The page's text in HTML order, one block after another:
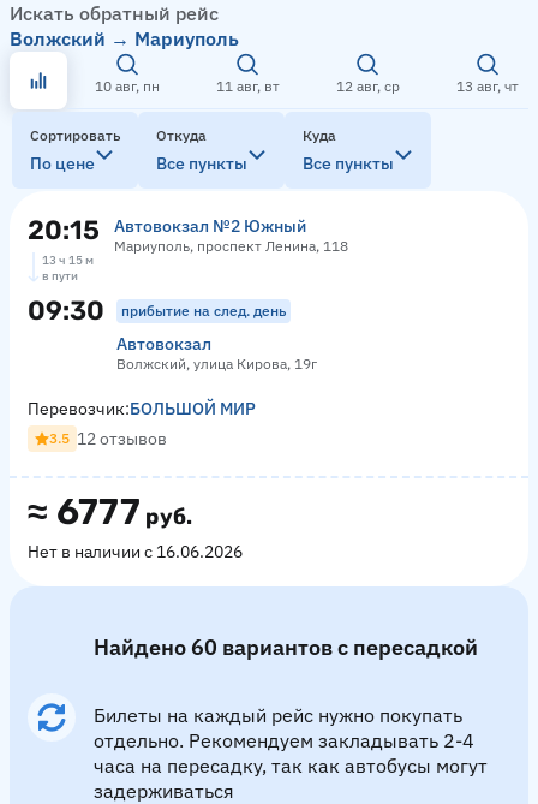
Искать обратный рейс
Волжский → Мариуполь
10 авг, пн 11 авг, вт 12 авг, ср 13 авг, чт
Сортировать
По цене
Откуда
Все пункты
Куда
Все пункты
20:15 Автовокзал №2 Южный
Мариуполь, проспект Ленина, 118
13 ч 15 м
в пути
09:30 прибытие на след. день
Автовокзал
Волжский, улица Кирова, 19г
≈ 6777 руб.
Нет в наличии с 16.06.2026
Перевозчик:БОЛЬШОЙ МИР
3.5 12 отзывов
Найдено 60 вариантов с пересадкой
Билеты на каждый рейс нужно покупать
отдельно. Рекомендуем закладывать 2-4
часа на пересадку, так как автобусы могут
задерживаться